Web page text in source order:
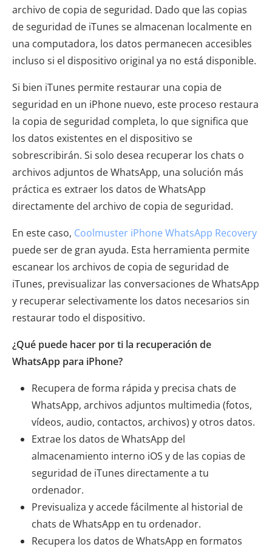
archivo de copia de seguridad. Dado que las copias
de seguridad de iTunes se almacenan localmente en
una computadora, los datos permanecen accesibles
incluso si el dispositivo original ya no está disponible.
Si bien iTunes permite restaurar una copia de
seguridad en un iPhone nuevo, este proceso restaura
la copia de seguridad completa, lo que significa que
los datos existentes en el dispositivo se
sobrescribirán. Si solo desea recuperar los chats o
archivos adjuntos de WhatsApp, una solución más
práctica es extraer los datos de WhatsApp
directamente del archivo de copia de seguridad.
En este caso, Coolmuster iPhone WhatsApp Recovery
puede ser de gran ayuda. Esta herramienta permite
escanear los archivos de copia de seguridad de
iTunes, previsualizar las conversaciones de WhatsApp
y recuperar selectivamente los datos necesarios sin
restaurar todo el dispositivo.
¿Qué puede hacer por ti la recuperación de
WhatsApp para iPhone?
Recupera de forma rápida y precisa chats de
WhatsApp, archivos adjuntos multimedia (fotos,
vídeos, audio, contactos, archivos) y otros datos.
Extrae los datos de WhatsApp del
almacenamiento interno iOS y de las copias de
seguridad de iTunes directamente a tu
ordenador.
Previsualiza y accede fácilmente al historial de
chats de WhatsApp en tu ordenador.
Recupera los datos de WhatsApp en formatos